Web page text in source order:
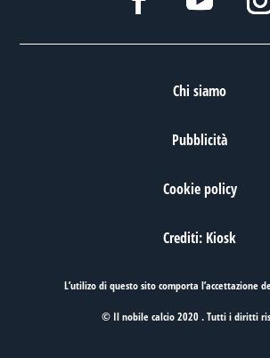
Chi siamo
Pubblicità
Cookie policy
Crediti: Kiosk
L’utilizo di questo sito comporta l’accettazione
© Il nobile calcio 2020 . Tutti i diritti